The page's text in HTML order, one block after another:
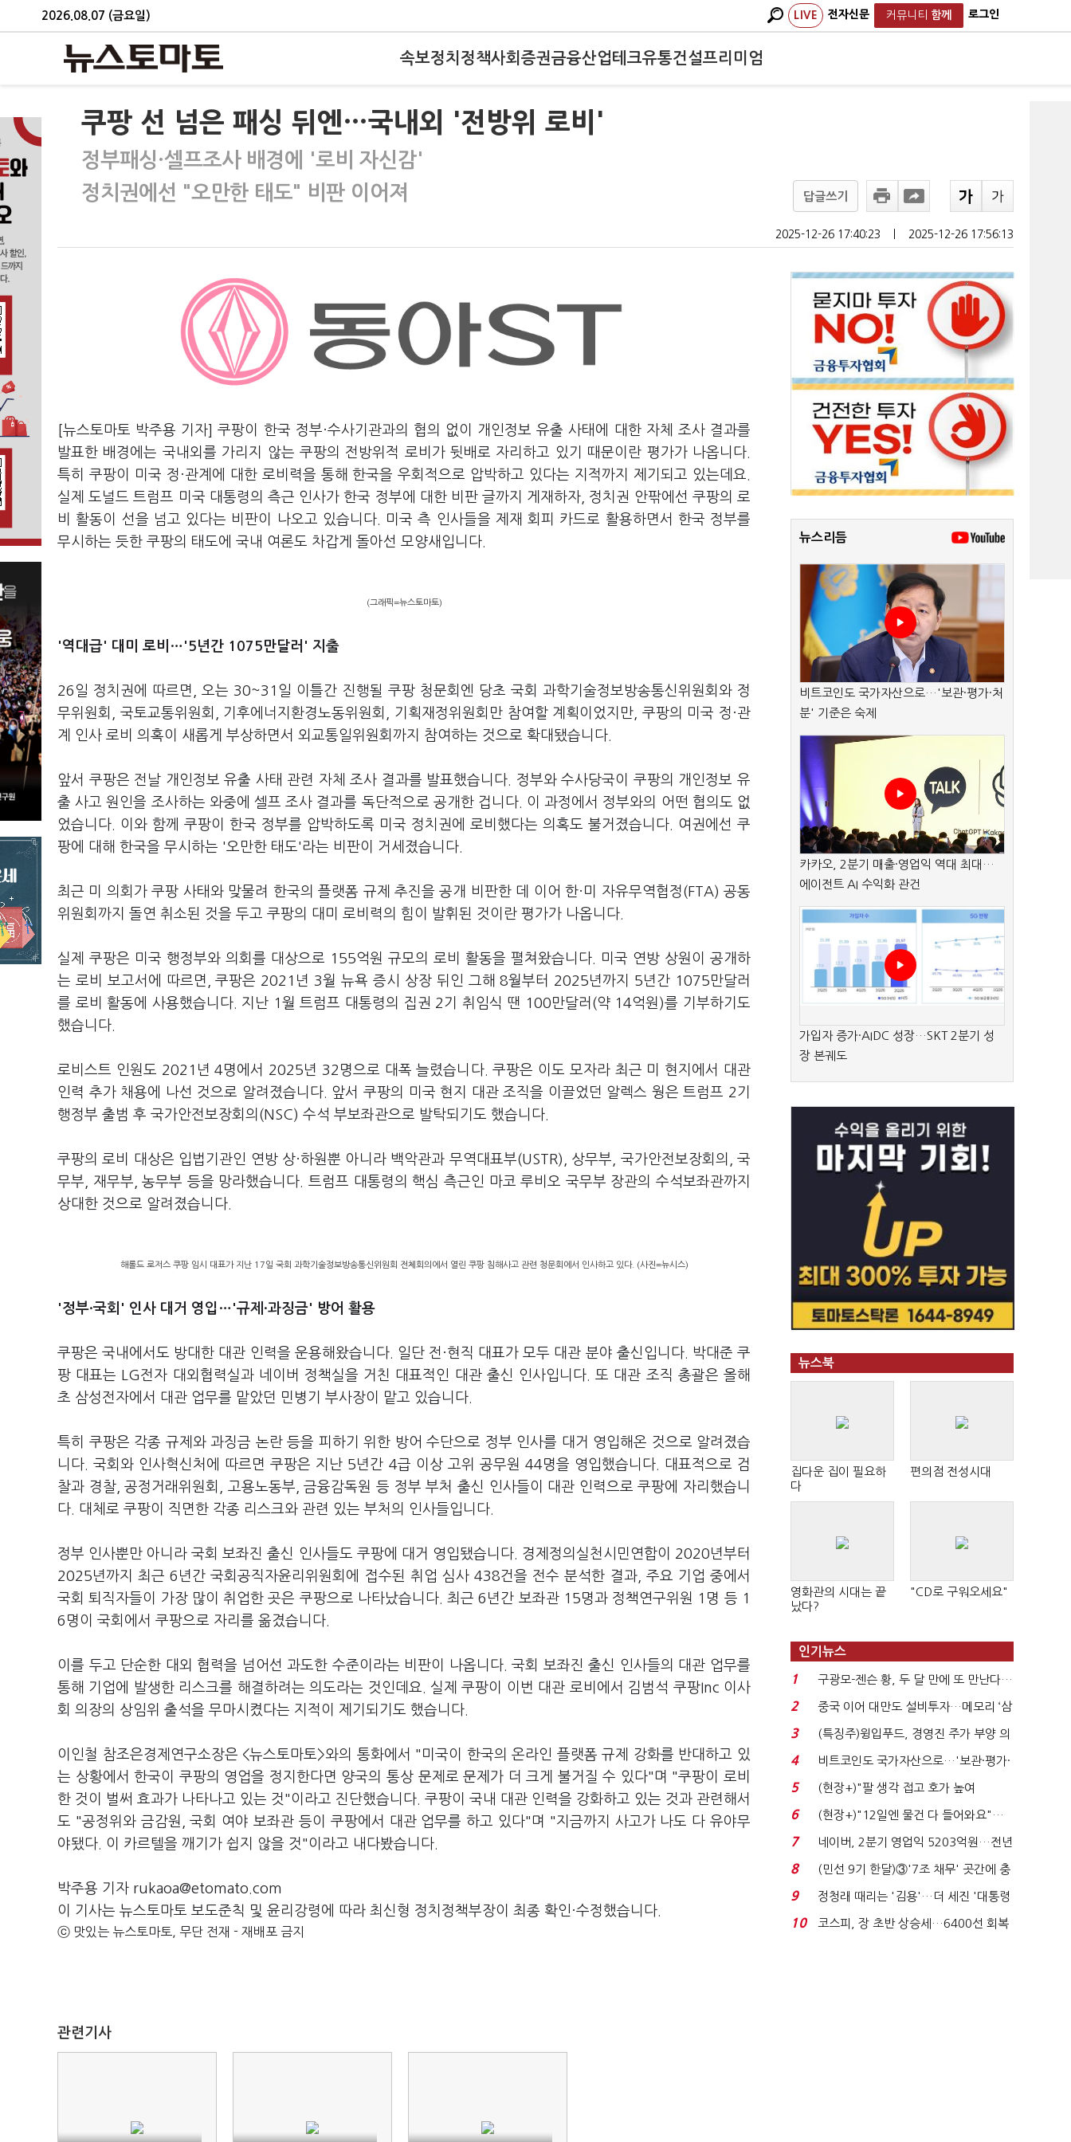
2026.08.07 (금요일) LIVE 전자신문 커뮤니티 함께 로그인
속보정치 정책사회 증권금융산업테크유통건설프리미엄
쿠팡 선 넘은 패싱 뒤엔…국내외 '전방위 로비'
정부패싱·셀프조사 배경에 '로비 자신감'
정치권에선 "오만한 태도" 비판 이어져
답글쓰기
2025-12-26 17:40:23 2025-12-26 17:56:13
[뉴스토마토 박주용 기자] 쿠팡이 한국 정부·수사기관과의 협의 없이 개인정보 유출 사태에 대한 자체 조사 결과를
발표한 배경에는 국내외를 가리지 않는 쿠팡의 전방위적 로비가 뒷배로 자리하고 있기 때문이란 평가가 나옵니다.
특히 쿠팡이 미국 정·관계에 대한 로비력을 통해 한국을 우회적으로 압박하고 있다는 지적까지 제기되고 있는데요.
실제 도널드 트럼프 미국 대통령의 측근 인사가 한국 정부에 대한 비판 글까지 게재하자, 정치권 안팎에선 쿠팡의 로
비 활동이 선을 넘고 있다는 비판이 나오고 있습니다. 미국 측 인사들을 제재 회피 카드로 활용하면서 한국 정부를
무시하는 듯한 쿠팡의 태도에 국내 여론도 차갑게 돌아선 모양새입니다.
(그래픽=뉴스토마토)
'역대급' 대미 로비…'5년간 1075만달러' 지출
26일 정치권에 따르면, 오는 30~31일 이틀간 진행될 쿠팡 청문회엔 당초 국회 과학기술정보방송통신위원회와 정
무위원회, 국토교통위원회, 기후에너지환경노동위원회, 기획재정위원회만 참여할 계획이었지만, 쿠팡의 미국 정·관
계 인사 로비 의혹이 새롭게 부상하면서 외교통일위원회까지 참여하는 것으로 확대됐습니다.
앞서 쿠팡은 전날 개인정보 유출 사태 관련 자체 조사 결과를 발표했습니다. 정부와 수사당국이 쿠팡의 개인정보 유
출 사고 원인을 조사하는 와중에 셀프 조사 결과를 독단적으로 공개한 겁니다. 이 과정에서 정부와의 어떤 협의도 없
었습니다. 이와 함께 쿠팡이 한국 정부를 압박하도록 미국 정치권에 로비했다는 의혹도 불거졌습니다. 여권에선 쿠
팡에 대해 한국을 무시하는 '오만한 태도'라는 비판이 거세졌습니다.
최근 미 의회가 쿠팡 사태와 맞물려 한국의 플랫폼 규제 추진을 공개 비판한 데 이어 한·미 자유무역협정(FTA) 공동
위원회까지 돌연 취소된 것을 두고 쿠팡의 대미 로비력의 힘이 발휘된 것이란 평가가 나옵니다.
실제 쿠팡은 미국 행정부와 의회를 대상으로 155억원 규모의 로비 활동을 펼쳐왔습니다. 미국 연방 상원이 공개하
는 로비 보고서에 따르면, 쿠팡은 2021년 3월 뉴욕 증시 상장 뒤인 그해 8월부터 2025년까지 5년간 1075만달러
를 로비 활동에 사용했습니다. 지난 1월 트럼프 대통령의 집권 2기 취임식 땐 100만달러(약 14억원)를 기부하기도
했습니다.
로비스트 인원도 2021년 4명에서 2025년 32명으로 대폭 늘렸습니다. 쿠팡은 이도 모자라 최근 미 현지에서 대관
인력 추가 채용에 나선 것으로 알려졌습니다. 앞서 쿠팡의 미국 현지 대관 조직을 이끌었던 알렉스 웡은 트럼프 2기
행정부 출범 후 국가안전보장회의(NSC) 수석 부보좌관으로 발탁되기도 했습니다.
쿠팡의 로비 대상은 입법기관인 연방 상·하원뿐 아니라 백악관과 무역대표부(USTR), 상무부, 국가안전보장회의, 국
무부, 재무부, 농무부 등을 망라했습니다. 트럼프 대통령의 핵심 측근인 마코 루비오 국무부 장관의 수석보좌관까지
상대한 것으로 알려졌습니다.
해롤드 로저스 쿠팡 임시 대표가 지난 17일 국회 과학기술정보방송통신위원회 전체회의에서 열린 쿠팡 침해사고 관련 청문회에서 인사하고 있다. (사진=뉴시스)
'정부·국회' 인사 대거 영입…'규제·과징금' 방어 활용
쿠팡은 국내에서도 방대한 대관 인력을 운용해왔습니다. 일단 전·현직 대표가 모두 대관 분야 출신입니다. 박대준 쿠
팡 대표는 LG전자 대외협력실과 네이버 정책실을 거친 대표적인 대관 출신 인사입니다. 또 대관 조직 총괄은 올해
초 삼성전자에서 대관 업무를 맡았던 민병기 부사장이 맡고 있습니다.
특히 쿠팡은 각종 규제와 과징금 논란 등을 피하기 위한 방어 수단으로 정부 인사를 대거 영입해온 것으로 알려졌습
니다. 국회와 인사혁신처에 따르면 쿠팡은 지난 5년간 4급 이상 고위 공무원 44명을 영입했습니다. 대표적으로 검
찰과 경찰, 공정거래위원회, 고용노동부, 금융감독원 등 정부 부처 출신 인사들이 대관 인력으로 쿠팡에 자리했습니
다. 대체로 쿠팡이 직면한 각종 리스크와 관련 있는 부처의 인사들입니다.
정부 인사뿐만 아니라 국회 보좌진 출신 인사들도 쿠팡에 대거 영입됐습니다. 경제정의실천시민연합이 2020년부터
2025년까지 최근 6년간 국회공직자윤리위원회에 접수된 취업 심사 438건을 전수 분석한 결과, 주요 기업 중에서
국회 퇴직자들이 가장 많이 취업한 곳은 쿠팡으로 나타났습니다. 최근 6년간 보좌관 15명과 정책연구위원 1명 등 1
6명이 국회에서 쿠팡으로 자리를 옮겼습니다.
이를 두고 단순한 대외 협력을 넘어선 과도한 수준이라는 비판이 나옵니다. 국회 보좌진 출신 인사들의 대관 업무를
통해 기업에 발생한 리스크를 해결하려는 의도라는 것인데요. 실제 쿠팡이 이번 대관 로비에서 김범석 쿠팡Inc 이사
회 의장의 상임위 출석을 무마시켰다는 지적이 제기되기도 했습니다.
이인철 참조은경제연구소장은 <뉴스토마토>와의 통화에서 "미국이 한국의 온라인 플랫폼 규제 강화를 반대하고 있
는 상황에서 한국이 쿠팡의 영업을 정지한다면 양국의 통상 문제로 문제가 더 크게 불거질 수 있다"며 "쿠팡이 로비
한 것이 벌써 효과가 나타나고 있는 것"이라고 진단했습니다. 쿠팡이 국내 대관 인력을 강화하고 있는 것과 관련해서
도 "공정위와 금감원, 국회 여야 보좌관 등이 쿠팡에서 대관 업무를 하고 있다"며 "지금까지 사고가 나도 다 유야무
야됐다. 이 카르텔을 깨기가 쉽지 않을 것"이라고 내다봤습니다.
박주용 기자 rukaoa@etomato.com
이 기사는 뉴스토마토 보도준칙 및 윤리강령에 따라 최신형 정치정책부장이 최종 확인·수정했습니다.
ⓒ 맛있는 뉴스토마토, 무단 전재 - 재배포 금지
관련기사
뉴스리듬
비트코인도 국가자산으로…'보관·평가·처
분' 기준은 숙제
카카오, 2분기 매출·영업익 역대 최대…
에이전트 AI 수익화 관건
가입자 증가·AIDC 성장…SKT 2분기 성
장 본궤도
뉴스북
집다운 집이 필요하
다
편의점 전성시대
영화관의 시대는 끝
났다?
"CD로 구워오세요"
인기뉴스
1
구광모-젠슨 황, 두 달 만에 또 만난다…
로봇·AI 등 논...
2
중국 이어 대만도 설비투자…메모리 ‘삼
국전쟁’
3
(특징주)윙입푸드, 경영진 주가 부양 의
지에 상한가...
4
비트코인도 국가자산으로…'보관·평가·
처분' 기준은 ...
5
(현장+)"팔 생각 접고 호가 높여
요"…'덜 똘똘한 한 채' 20...
6
(현장+)"12일엔 물건 다 들어와요"…
빈 매대 채우며 문 연 ...
7
네이버, 2분기 영업익 5203억원…전년
비 0.2% 감소...
8
(민선 9기 한달)③'7조 채무' 곳간에 충
격…추미애, 20년...
9
정청래 때리는 '김용'…더 세진 '대통령
최측근' 입...
10
코스피, 장 초반 상승세…6400선 회복